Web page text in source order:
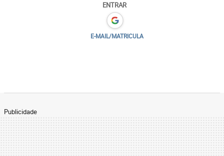
ENTRAR
E-MAIL/MATRICULA
Publicidade